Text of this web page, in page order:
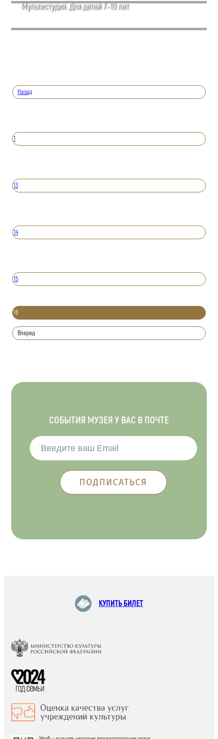
Мультистудия. Для детей 7–10 лет
Назад
1
13
14
15
16
Вперед
СОБЫТИЯ МУЗЕЯ У ВАС В ПОЧТЕ
КУПИТЬ БИЛЕТ